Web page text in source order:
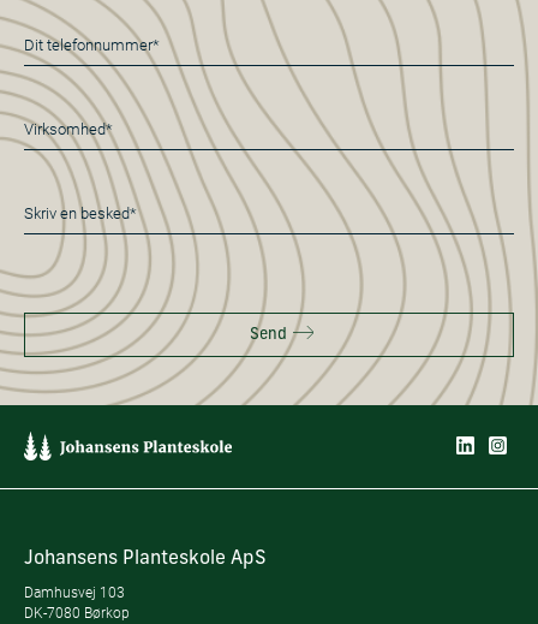
*
Telefon
*
Virksomhed*
*
Besked
*
Send
Johansens Planteskole ApS
Damhusvej 103
DK-7080 Børkop